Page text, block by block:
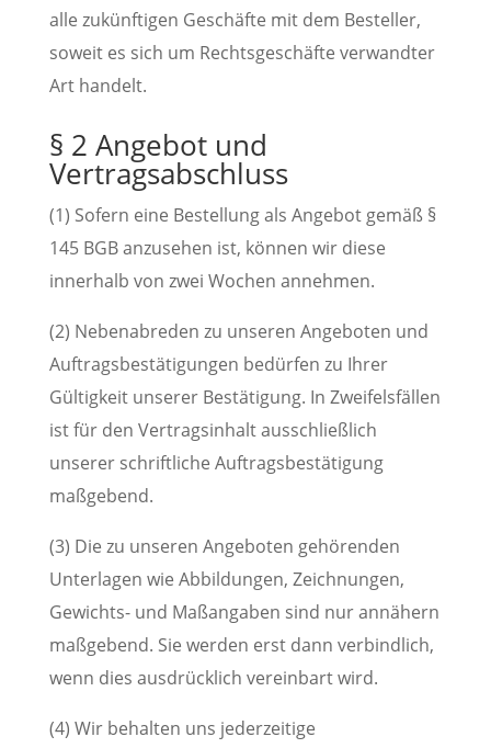
alle zukünftigen Geschäfte mit dem Besteller,
soweit es sich um Rechtsgeschäfte verwandter
Art handelt.
§ 2 Angebot und
Vertragsabschluss
(1) Sofern eine Bestellung als Angebot gemäß §
145 BGB anzusehen ist, können wir diese
innerhalb von zwei Wochen annehmen.
(2) Nebenabreden zu unseren Angeboten und
Auftragsbestätigungen bedürfen zu Ihrer
Gültigkeit unserer Bestätigung. In Zweifelsfällen
ist für den Vertragsinhalt ausschließlich
unserer schriftliche Auftragsbestätigung
maßgebend.
(3) Die zu unseren Angeboten gehörenden
Unterlagen wie Abbildungen, Zeichnungen,
Gewichts- und Maßangaben sind nur annähern
maßgebend. Sie werden erst dann verbindlich,
wenn dies ausdrücklich vereinbart wird.
(4) Wir behalten uns jederzeitige